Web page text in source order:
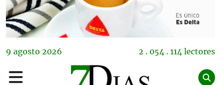
9 agosto 2026 2 . 054 . 114 lectores